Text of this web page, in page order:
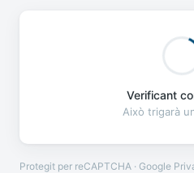
Verificant
Això trigarà
Protegit per reCAPTCHA · Google